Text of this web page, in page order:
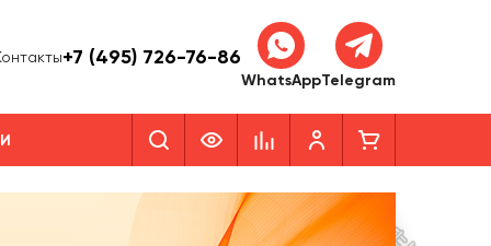
+7 (495) 726-76-86
WhatsAppTelegram